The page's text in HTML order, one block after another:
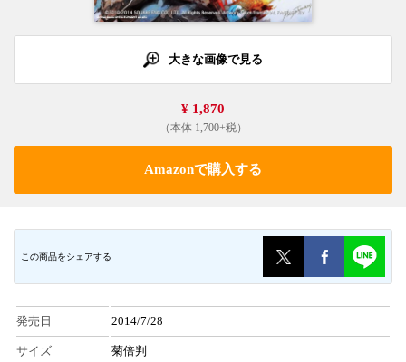
大きな画像で見る
¥ 1,870
（本体 1,700+税）
Amazonで購入する
この商品をシェアする
発売日 2014/7/28
サイズ 菊倍判